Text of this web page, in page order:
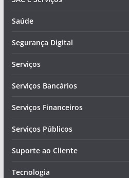
Saúde
Segurança Digital
Serviços
Serviços Bancários
Serviços Financeiros
Serviços Públicos
Suporte ao Cliente
Tecnologia